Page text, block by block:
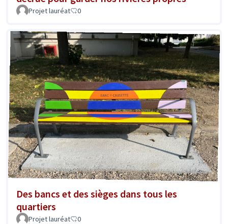
Projet lauréat 0
Des bancs et des sièges dans tous les
quartiers
Projet lauréat 0